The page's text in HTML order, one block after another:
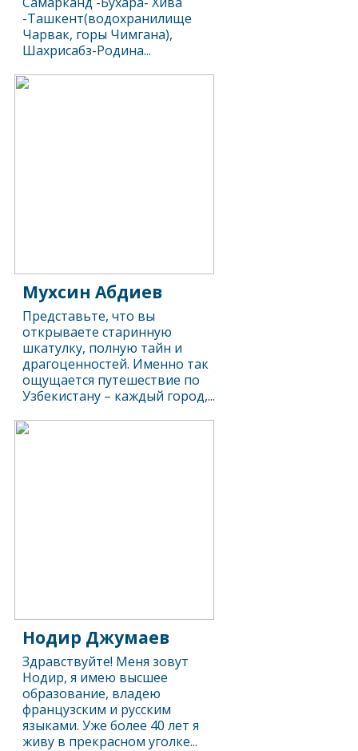
-Ташкент(водохранилище
Чарвак, горы Чимгана),
Шахрисабз-Родина...
Мухсин Абдиев
Представьте, что вы
открываете старинную
шкатулку, полную тайн и
драгоценностей. Именно так
ощущается путешествие по
Узбекистану – каждый город,...
Нодир Джумаев
Здравствуйте! Меня зовут
Нодир, я имею высшее
образование, владею
французским и русским
языками. Уже более 40 лет я
живу в прекрасном уголке...